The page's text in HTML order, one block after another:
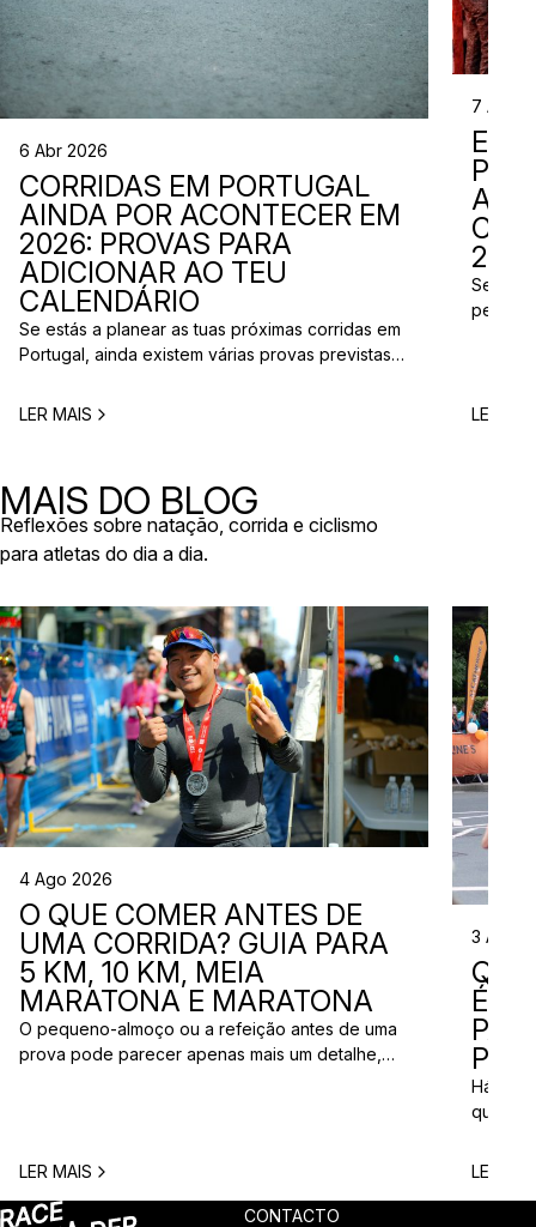
6 Abr 2026
CORRIDAS EM PORTUGAL
AINDA POR ACONTECER EM
2026: PROVAS PARA
ADICIONAR AO TEU
CALENDÁRIO
Se estás a planear as tuas próximas corridas em
Portugal, ainda existem várias provas previstas
urbanas, eventos solidários e provas em
acontecer em 2026 e que […]
LER MAIS
7 Abr
Se
perto
LER
MAIS DO BLOG
Reflexões sobre natação, corrida e ciclismo
para atletas do dia a dia.
4 Ago 2026
O QUE COMER ANTES DE
UMA CORRIDA? GUIA PARA
5 KM, 10 KM, MEIA
MARATONA E MARATONA
O pequeno-almoço ou a refeição antes de uma
prova pode parecer apenas mais um detalhe,
corredores: o que comer antes de uma corrida?
A […]
LER MAIS
3 Ago
ÉS?
Há
quem
para
LER
CONTACTO